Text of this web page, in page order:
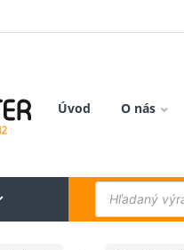
Úvod O nás
Products
search